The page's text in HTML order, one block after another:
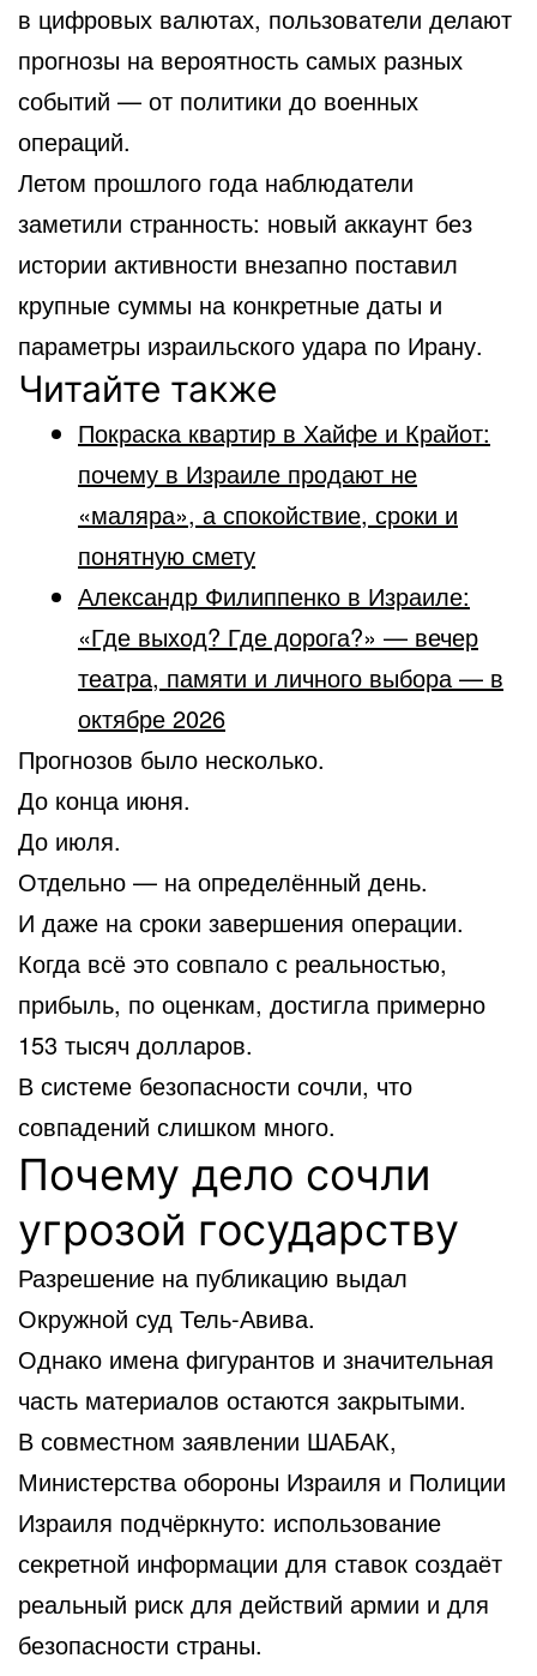
в цифровых валютах, пользователи делают
прогнозы на вероятность самых разных
событий — от политики до военных
операций.
Летом прошлого года наблюдатели
заметили странность: новый аккаунт без
истории активности внезапно поставил
крупные суммы на конкретные даты и
параметры израильского удара по Ирану.
Читайте также
Покраска квартир в Хайфе и Крайот:
почему в Израиле продают не
«маляра», а спокойствие, сроки и
понятную смету
Александр Филиппенко в Израиле:
«Где выход? Где дорога?» — вечер
театра, памяти и личного выбора — в
октябре 2026
Прогнозов было несколько.
До конца июня.
До июля.
Отдельно — на определённый день.
И даже на сроки завершения операции.
Когда всё это совпало с реальностью,
прибыль, по оценкам, достигла примерно
153 тысяч долларов.
В системе безопасности сочли, что
совпадений слишком много.
Почему дело сочли
угрозой государству
Разрешение на публикацию выдал
Окружной суд Тель-Авива.
Однако имена фигурантов и значительная
часть материалов остаются закрытыми.
В совместном заявлении ШАБАК,
Министерства обороны Израиля и Полиции
Израиля подчёркнуто: использование
секретной информации для ставок создаёт
реальный риск для действий армии и для
безопасности страны.